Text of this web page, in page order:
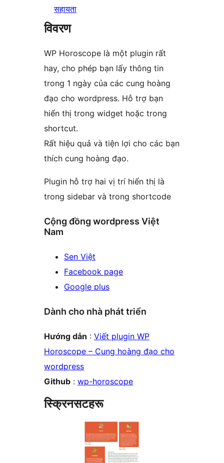
सहायता
विवरण
WP Horoscope là một plugin rất
hay, cho phép bạn lấy thông tin
trong 1 ngày của các cung hoàng
đạo cho wordpress. Hỗ trợ bạn
hiển thị trong widget hoặc trong
shortcut.
Rất hiệu quả và tiện lợi cho các bạn
thích cung hoàng đạo.
Plugin hỗ trợ hai vị trí hiển thị là
trong sidebar và trong shortcode
Cộng đồng wordpress Việt
Nam
Sen Việt
Facebook page
Google plus
Dành cho nhà phát triển
Hướng dẫn : Viết plugin WP
Horoscope – Cung hoàng đạo cho
wordpress
Github : wp-horoscope
स्क्रिनसटहरू